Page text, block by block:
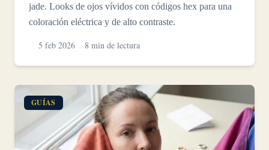
jade. Looks de ojos vívidos con códigos hex para una
coloración eléctrica y de alto contraste.
5 feb 2026 8 min de lectura
GUÍAS